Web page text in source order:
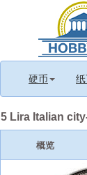
硬币
5 Lira Italian
概览